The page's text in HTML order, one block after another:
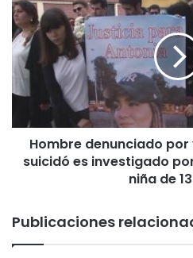
a
A
r
a
c
g
o
m
b
r
e
d
n
d
o
Hombre denunciado
suicidó es investigado
niña de
Publicaciones